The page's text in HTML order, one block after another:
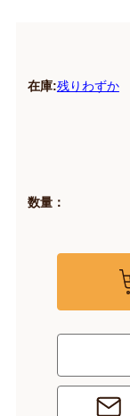
在庫:残りわずか
数量：